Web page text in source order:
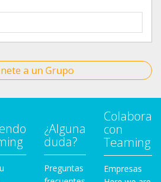
a un Grupo
¿Alguna
duda?
Preguntas
Colabora
con
Teaming
Empresas